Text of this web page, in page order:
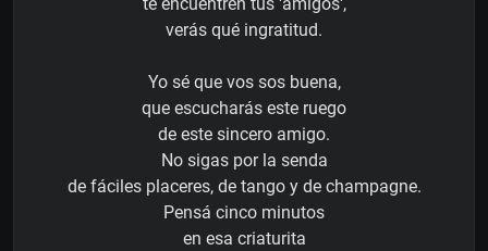
te encuentren tus 'amigos',
verás qué ingratitud.
Yo sé que vos sos buena,
que escucharás este ruego
de este sincero amigo.
No sigas por la senda
de fáciles placeres, de tango y de champagne.
Pensá cinco minutos
en esa criaturita